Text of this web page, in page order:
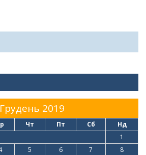
Грудень 2019
Чт Пт Сб
Нд
1
5 6 7
8